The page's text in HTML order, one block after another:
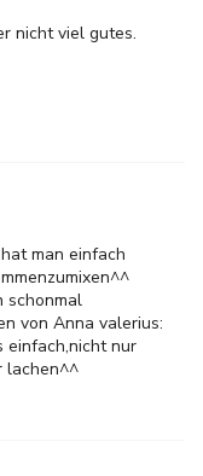
nicht viel gutes.
man einfach
schonmal
von Anna valerius:
einfach,nicht nur
lachen^^